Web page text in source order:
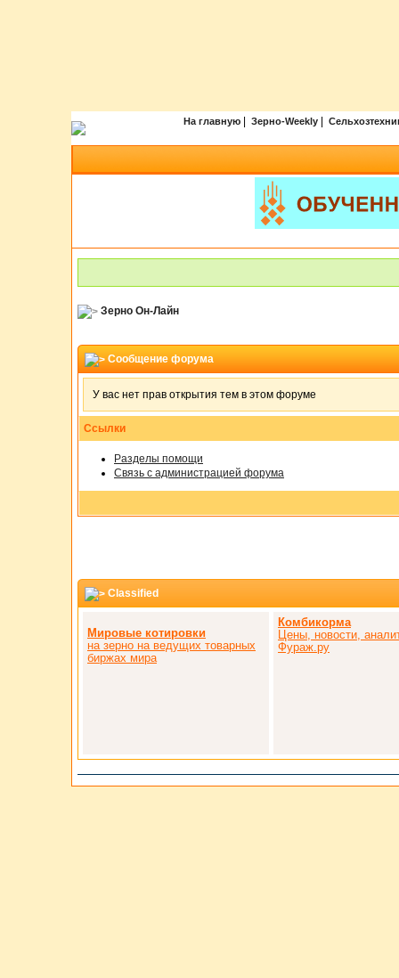
На главную| Зерно-Weekly|
Зерно Он-Лайн
Сообщение форума
У вас нет прав открытия тем в этом форуме
Ссылки
Разделы помощи
Связь с администрацией форума
Classified
Мировые котировки
на зерно на ведущих товарных
биржах мира
Комбикорма
Цены, новости,
Фураж.ру